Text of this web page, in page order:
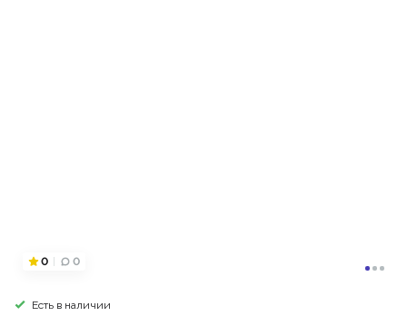
0 0
Есть в наличии